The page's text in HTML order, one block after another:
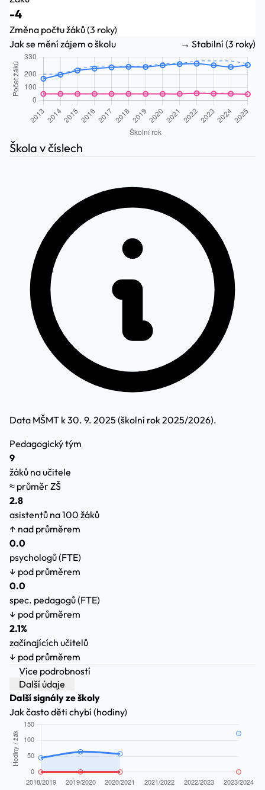
-4
Změna počtu žáků (3 roky)
Jak se mění zájem o školu
→ Stabilní (3 roky)
Škola v číslech
Data MŠMT k 30. 9. 2025 (školní rok 2025/2026).
Pedagogický tým
9
žáků na učitele
≈ průměr ZŠ
2.8
asistentů na 100 žáků
↑ nad průměrem
0.0
psychologů (FTE)
↓ pod průměrem
0.0
spec. pedagogů (FTE)
↓ pod průměrem
2.1%
začínajících učitelů
↓ pod průměrem
Více podrobností
Další údaje
Další signály ze školy
Jak často děti chybí (hodiny)